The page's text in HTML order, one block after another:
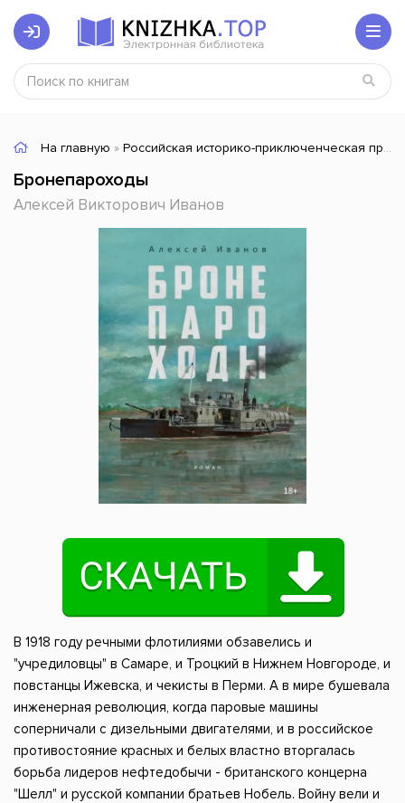
На главную » Российская историко-приключенческая проза
Бронепароходы
Алексей Викторович Иванов
В 1918 году речными флотилиями обзавелись и
"учредиловцы" в Самаре, и Троцкий в Нижнем Новгороде, и
повстанцы Ижевска, и чекисты в Перми. А в мире бушевала
инженерная революция, когда паровые машины
соперничали с дизельными двигателями, и в российское
противостояние красных и белых властно вторгалась
борьба лидеров нефтедобычи - британского концерна
"Шелл" и русской компании братьев Нобель. Войну вели и